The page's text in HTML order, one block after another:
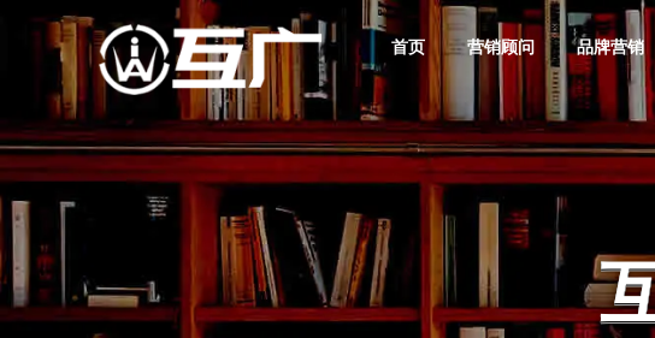
首页 营销顾问
数字营销顾问 网络营销策划
品牌营销
互广品牌营销
筑就好卖品牌
互广新媒体营销服务
您的业绩增长新引擎
数字广告营销
存量竞争时代商战核武器
划
互广媒体传播服务
奠定产品好卖基因
互广建站 精致时尚
高端网站定制其实不贵！
数字营销解决方案与案例
互广营销学堂
您的互联网数字营销学习基地
互广营销
互广简介 互广资讯